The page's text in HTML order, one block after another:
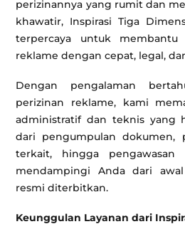
perizinannya yang rumit dan
khawatir, Inspirasi Tiga
terpercaya untuk
reklame dengan cepat, legal,
Dengan pengalaman
perizinan reklame, kami
administratif dan teknis yang
dari pengumpulan dokumen,
terkait, hingga pengawasan
mendampingi Anda dari
resmi diterbitkan.
Keunggulan Layanan dari